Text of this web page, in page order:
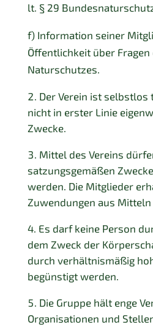
lt. § 29
f) Information seiner
Öffentlichkeit über Fragen
Naturschutzes.
Der Verein ist selbstlos
nicht in erster Linie
Zwecke.
Mittel des Vereins
satzungsgemäßen
werden. Die Mitglieder
Zuwendungen aus Mitteln
Es darf keine Person
dem Zweck der
durch verhältnismäßig
begünstigt werden.
Die Gruppe hält enge
Organisationen und